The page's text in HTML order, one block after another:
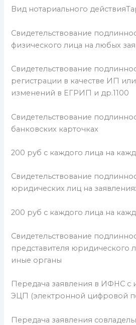
Вид нотариального
Свидетельствование
физического лица на любых
Свидетельствование
регистрации в качестве ИП
изменений в ЕГРИП и др.1100
Свидетельствование
банковских карточках
200 руб с каждого лица на
Свидетельствование
юридических лиц на
200 руб с каждого лица на
Свидетельствование
представителя юридического
иные органы
Передача заявления в ИФНС с
ЭЦП (электронной цифровой
Передача заявления